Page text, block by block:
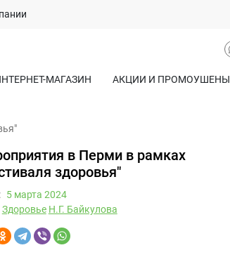
МАГАЗИН АКЦИИ И ПРОМОУШЕНЫ
в Перми в рамках
здоровья"
5 мартa 2024
Здоровье Н.Г. Байкулова